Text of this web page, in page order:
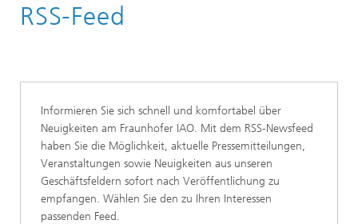
Presseservice
RSS-Feed
Informieren Sie sich schnell und komfortabel über
Neuigkeiten am Fraunhofer IAO. Mit dem RSS-Newsfeed
haben Sie die Möglichkeit, aktuelle Pressemitteilungen,
Veranstaltungen sowie Neuigkeiten aus unseren
Geschäftsfeldern sofort nach Veröffentlichung zu
empfangen. Wählen Sie den zu Ihren Interessen
passenden Feed.